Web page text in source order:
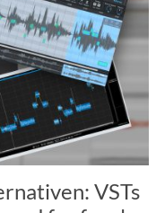
VSTs